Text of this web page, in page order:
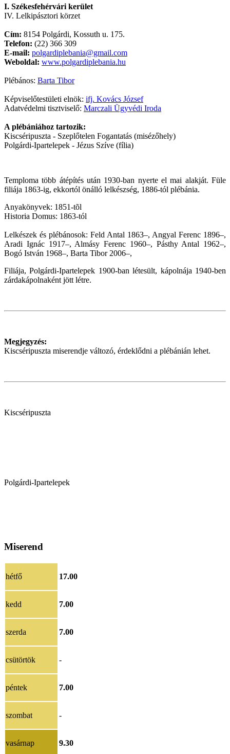
I. Székesfehérvári kerület
IV. Lelkipásztori körzet
Cím: 8154 Polgárdi, Kossuth u. 175.
Telefon: (22) 366 309
E-mail: polgardiplebania@gmail.com
Weboldal: www.polgardiplebania.hu
Plébános: Barta Tibor
Képviselőtestületi elnök: ifj. Kovács József
Adatvédelmi tisztviselő: Marczali Ügyvédi Iroda
A plébániához tartozik:
Kiscséripuszta - Szeplőtelen Fogantatás (misézőhely)
Polgárdi-Ipartelepek - Jézus Szíve (fília)
Temploma több átépítés után 1930-ban nyerte el mai alakját. Füle
filiája 1863-ig, ekkortól önálló lelkészség, 1886-tól plébánia.
Anyakönyvek: 1851-tõl
Historia Domus: 1863-tól
Lelkészek és plébánosok: Feld Antal 1863–, Angyal Ferenc 1896–,
Aradi Ignác 1917–, Almásy Ferenc 1960–, Pásthy Antal 1962–,
Bogó István 1968–, Barta Tibor 2006–,
Filiája, Polgárdi-Ipartelepek 1900-ban létesült, kápolnája 1940-ben
zárdakápolnaként jött létre.
Megjegyzés:
Kiscséripuszta miserendje változó, érdeklődni a plébánián lehet.
Kiscséripuszta
Polgárdi-Ipartelepek
Miserend
hétfő 17.00
kedd 7.00
szerda 7.00
csütörtök -
péntek 7.00
szombat -
vasárnap 9.30